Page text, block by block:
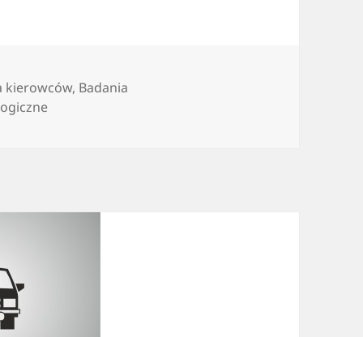
kierowców, Badania